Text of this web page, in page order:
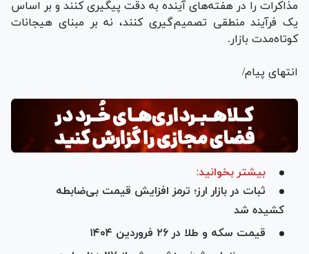
مذاکرات را در هفته‌های آینده به دقت پیگیری کنند و بر اساس
یک فرآیند منطقی تصمیم‌گیری کنند، نه بر مبنای هیجانات
کوتاه‌مدت بازار.
انتهای پیام/
بیشتر بخوانید:
ثبات در بازار ارز؛ ترمز افزایش قیمت بی‌ضابطه
کشیده شد
قیمت سکه و طلا در ۲۶ فروردین ۱۴۰۴